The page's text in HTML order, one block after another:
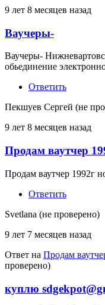
9 лет 8 месяцев назад
Ваучеры-
Ваучеры-
обьединение
Ответить
Пекшуев Сергей (не
9 лет 8 месяцев назад
Продам ваутчер
Продам ваутчер 1992г
Ответить
Svetlana (не проверено)
9 лет 7 месяцев назад
Ответ на Продам
проверено)
куплю